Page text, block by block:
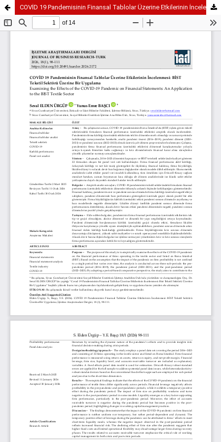
COVİD 19 Pandemisinin Finansal Tablolar Üzerine Etkilerinin İncelenmesi: BİST Tekstil Sektörü Üzerine Bir Uygulama